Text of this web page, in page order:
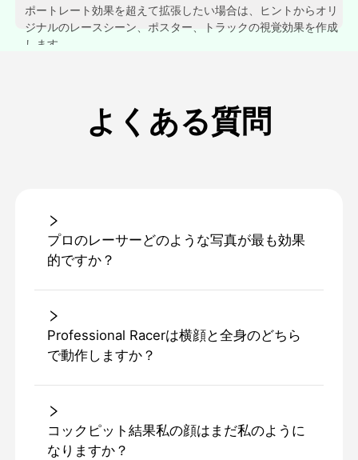
ポートレート効果を超えて拡張したい場合は、ヒントからオリ
ジナルのレースシーン、ポスター、トラックの視覚効果を作成
します。.
よくある質問
プロのレーサーどのような写真が最も効果
的ですか？
Professional Racerは横顔と全身のどちら
で動作しますか？
コックピット結果私の顔はまだ私のように
なりますか？